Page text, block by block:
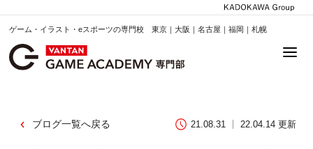
ゲーム・イラスト・eスポーツの専門校 東京｜大阪｜名古屋｜福岡｜札幌
ブログ一覧へ戻る 21.08.31 22.04.14 更新